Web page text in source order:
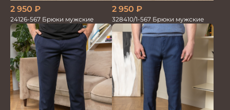
2 950 ₽
24126-567 Брюки мужские
2 950 ₽
328410/1-567 Брюки мужские